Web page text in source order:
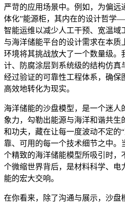
严苛的应用场景中。例如，为偏远
体化”能源柜，其内在的设计哲学
智能运维以减少人工干预、宽温
与海洋储能平台的设计需求在本质
环境将其挑战放大了一个数量级。
计、防腐涂层到系统级的结构仿真
经过验证的可靠性工程体系，确保
高效地转化为现实。
海洋储能的沙盘模型，是一个迷人
象力，勾勒出能源与海洋和谐共生
和功夫，藏在让每一度波动不定的
靠、可用的每一个技术细节之中。
个精致的海洋储能模型所吸引时，
个微缩世界背后，是材料科学、电
能的宏大交响。
在你看来，除了沟通与展示，沙盘